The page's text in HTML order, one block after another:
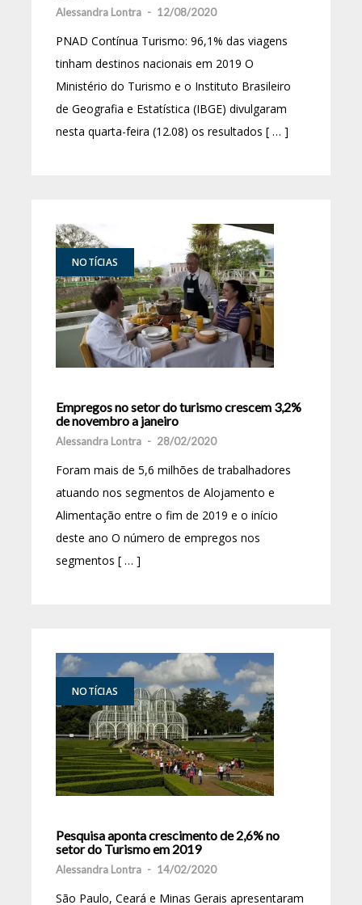
Alessandra Lontra - 12/08/2020
PNAD Contínua Turismo: 96,1% das viagens
tinham destinos nacionais em 2019 O
Ministério do Turismo e o Instituto Brasileiro
de Geografia e Estatística (IBGE) divulgaram
nesta quarta-feira (12.08) os resultados [ … ]
NOTÍCIAS
Empregos no setor do turismo crescem 3,2%
de novembro a janeiro
Alessandra Lontra - 28/02/2020
Foram mais de 5,6 milhões de trabalhadores
atuando nos segmentos de Alojamento e
Alimentação entre o fim de 2019 e o início
deste ano O número de empregos nos
segmentos [ … ]
NOTÍCIAS
Pesquisa aponta crescimento de 2,6% no
setor do Turismo em 2019
Alessandra Lontra - 14/02/2020
São Paulo, Ceará e Minas Gerais apresentaram